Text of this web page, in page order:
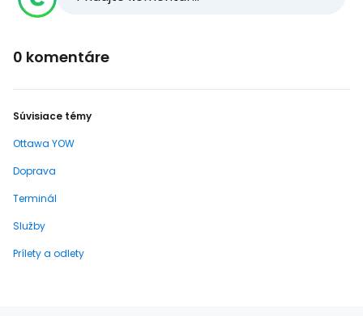
0 komentáre
Súvisiace témy
Ottawa YOW
Doprava
Terminál
Služby
Prílety a odlety